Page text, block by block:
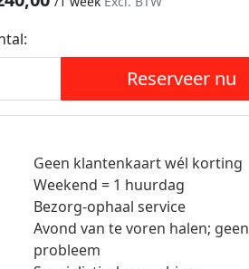
Reserveer nu
Geen klantenkaart wél korting
Weekend = 1 huurdag
Bezorg-ophaal service
Avond van te voren halen; geen
probleem